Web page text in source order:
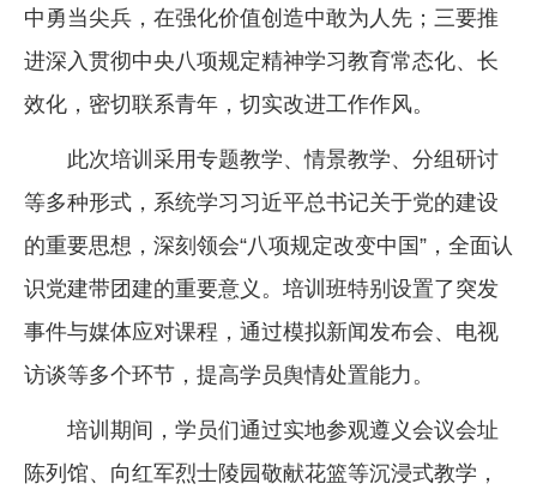
中勇当尖兵，在强化价值创造中敢为人先；三要推
进深入贯彻中央八项规定精神学习教育常态化、长
效化，密切联系青年，切实改进工作作风。
此次培训采用专题教学、情景教学、分组研讨
等多种形式，系统学习习近平总书记关于党的建设
的重要思想，深刻领会“八项规定改变中国”，全面认
识党建带团建的重要意义。培训班特别设置了突发
事件与媒体应对课程，通过模拟新闻发布会、电视
访谈等多个环节，提高学员舆情处置能力。
培训期间，学员们通过实地参观遵义会议会址
陈列馆、向红军烈士陵园敬献花篮等沉浸式教学，